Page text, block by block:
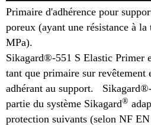
Primaire d'adhérence pour
poreux (ayant une résistance à
MPa).
Sikagard®-551 S Elastic Primer
tant que primaire sur revêtement
adhérant au support.
partie du système Sikagard®
protection suivants (selon NF